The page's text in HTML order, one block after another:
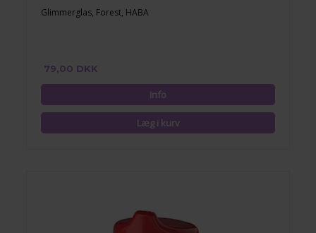
Glimmerglas, Forest, HABA
79,00 DKK